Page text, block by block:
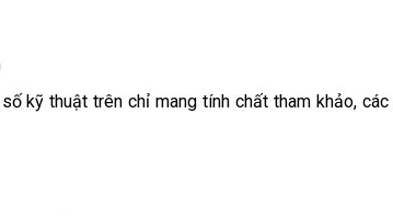
kỹ thuật trên chỉ mang tính chất tham khảo,